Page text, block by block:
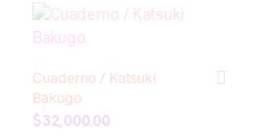
Cuaderno / Katsuki
Bakugo
$32,000.00